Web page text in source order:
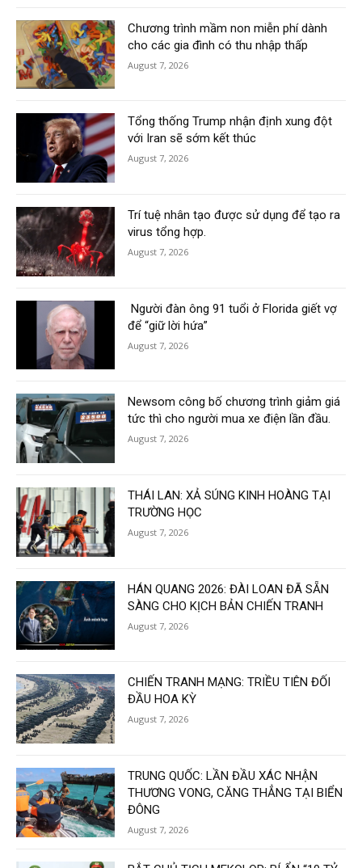
Chương trình mầm non miễn phí dành
cho các gia đình có thu nhập thấp
August 7, 2026
Tổng thống Trump nhận định xung đột
với Iran sẽ sớm kết thúc
August 7, 2026
Trí tuệ nhân tạo được sử dụng để tạo ra
virus tổng hợp.
August 7, 2026
Người đàn ông 91 tuổi ở Florida giết vợ
để “giữ lời hứa”
August 7, 2026
Newsom công bố chương trình giảm giá
tức thì cho người mua xe điện lần đầu.
August 7, 2026
THÁI LAN: XẢ SÚNG KINH HOÀNG TẠI
TRƯỜNG HỌC
August 7, 2026
HÁN QUANG 2026: ĐÀI LOAN ĐÃ SẴN
SÀNG CHO KỊCH BẢN CHIẾN TRANH
August 7, 2026
CHIẾN TRANH MẠNG: TRIỀU TIÊN ĐỐI
ĐẦU HOA KỲ
August 7, 2026
TRUNG QUỐC: LẦN ĐẦU XÁC NHẬN
THƯƠNG VONG, CĂNG THẲNG TẠI BIỂN
ĐÔNG
August 7, 2026